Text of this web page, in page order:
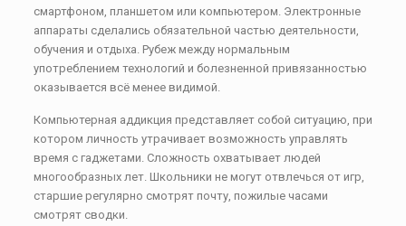
смартфоном, планшетом или компьютером. Электронные
аппараты сделались обязательной частью деятельности,
обучения и отдыха. Рубеж между нормальным
употреблением технологий и болезненной привязанностью
оказывается всё менее видимой.
Компьютерная аддикция представляет собой ситуацию, при
котором личность утрачивает возможность управлять
время с гаджетами. Сложность охватывает людей
многообразных лет. Школьники не могут отвлечься от игр,
старшие регулярно смотрят почту, пожилые часами
смотрят сводки.